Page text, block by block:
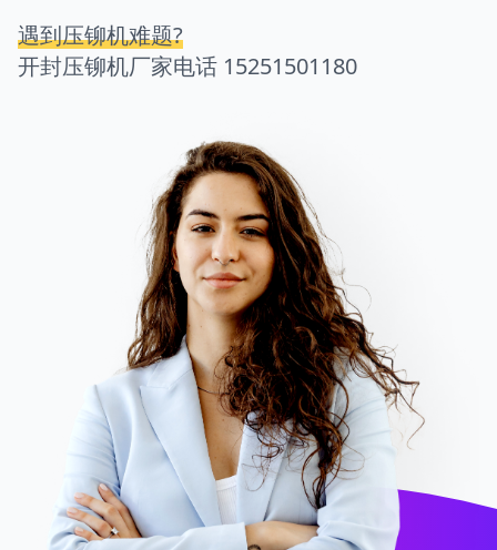
遇到压铆机难题?
开封压铆机厂家电话 15251501180